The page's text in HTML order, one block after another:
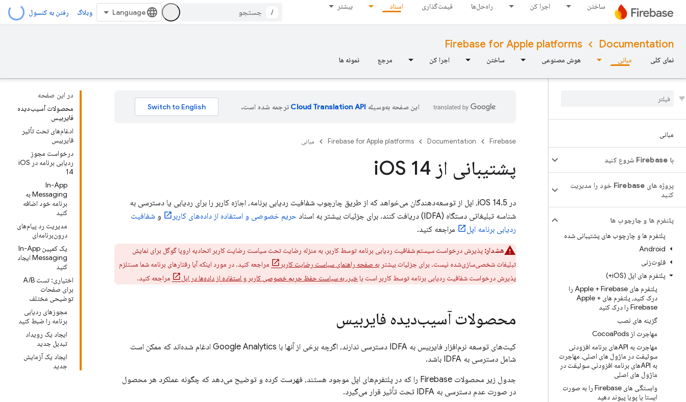
ساختن اجرا کن راه‌حل‌ها قیمت‌گذاری اسناد بیشتر
/ وبلاگ رفتن به کنسول
Documentation
Firebase for Apple platforms
نمای کلی مبانی هوش مصنوعی ساختن اجرا کن مرجع نمونه ها
مبانی
با Firebase شروع کنید
پروژه های Firebase خود را مدیریت
کنید
پلتفرم ها و چارچوب ها
پلتفرم ها و چارچوب های پشتیبانی شده
Android
فلوت‌زنی
پلتفرم های اپل (iOS+)
پلتفرم های Apple + Firebase را
درک کنید، پلتفرم های Apple +
Firebase را درک کنید
گزینه های نصب
مهاجرت از Cocoa Pods
مهاجرت به APIهای برنامه افزودنی
سوئیفت در ماژول های اصلی، مهاجرت
به APIهای برنامه افزودنی سوئیفت در
ماژول های اصلی
وابستگی های Firebase را به صورت
ایستا یا پویا پیوند دهید
در این صفحه
محصولات آسیب‌دیده
فایربیس
ادغام‌های تحت تأثیر
فایربیس
درخواست مجوز
ردیابی برنامه در iOS
14
In-App
Messaging به
برنامه خود اضافه
کنید
مدیریت رد پیام‌های
درون‌برنامه‌ای
یک کمپین In-App
Messaging ایجاد
کنید
اختیاری: تست A/B
برای صفحات
توضیحی مختلف
مجوزهای ردیابی
برنامه را ضبط کنید
ایجاد یک رویداد
تبدیل جدید
ایجاد یک آزمایش
جدید
این صفحه به‌وسیله ترجمه شده است.
Firebase
Documentation
Firebase for Apple platforms مبانی
پشتیبانی از i OS 14
در iOS 14.5، اپل از توسعه‌دهندگان می‌خواهد که از طریق چارچوب شفافیت ردیابی برنامه، اجازه کاربر را برای ردیابی یا دسترسی به
شناسه تبلیغاتی دستگاه (IDFA) دریافت کنند. برای جزئیات بیشتر به اسناد
حریم خصوصی و استفاده از داده‌های کاربر و شفافیت
ردیابی برنامه اپل
مراجعه کنید.
هشدار: پذیرش درخواست سیستم شفافیت ردیابی برنامه توسط کاربر، به منزله رضایت تحت سیاست رضایت کاربر اتحادیه اروپا گوگل برای نمایش
تبلیغات شخصی‌سازی‌شده نیست. برای جزئیات بیشتر به صفحه راهنمای سیاست رضایت کاربر
مراجعه کنید. در مورد اینکه آیا رفتارهای برنامه شما مستلزم
پذیرش درخواست شفافیت ردیابی برنامه توسط کاربر است یا خیر، به سیاست حفظ حریم خصوصی کاربر و استفاده از داده‌ها در اپل مراجعه کنید.
محصولات آسیب‌دیده فایربیس
کیت‌های توسعه نرم‌افزار فایربیس به IDFA دسترسی ندارند، اگرچه برخی از آنها با Google Analytics ادغام شده‌اند که ممکن است
شامل دسترسی به IDFA باشد.
جدول زیر محصولات Firebase را که در پلتفرم‌های اپل موجود هستند، فهرست کرده و توضیح می‌دهد که چگونه عملکرد هر محصول
در صورت عدم دسترسی به IDFA تحت تأثیر قرار می‌گیرد.